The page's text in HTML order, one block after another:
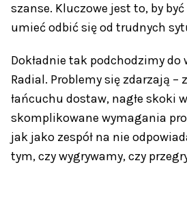
szanse. Kluczowe jest to, by
umieć odbić się od trudnych
Dokładnie tak podchodzimy
Radial. Problemy się zdarzają –
łańcuchu dostaw, nagłe skoki
skomplikowane wymagania
jak jako zespół na nie
tym, czy wygrywamy, czy